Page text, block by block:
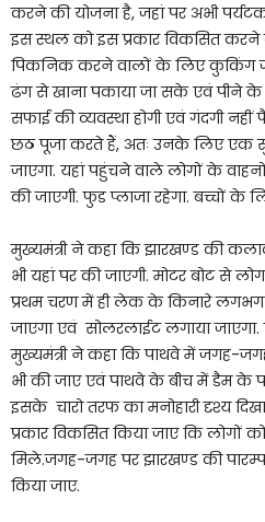
करने की योजना है, जहां पर अभी
इस स्थल को इस प्रकार विकसित करने
पिकनिक करने वालों के लिए कुकिंग
ढंग से खाना पकाया जा सके एवं पीने के
सफाई की व्यवस्था होगी एवं गंदगी नहीं
छठ पूजा करते हैं, अतः उनके लिए एक
जाएगा. यहां पहुंचने वाले लोगों के
की जाएगी. फुड प्लाजा रहेगा. बच्चों के
मुख्यमंत्री ने कहा कि झारखण्ड की
भी यहां पर की जाएगी. मोटर बोट से
प्रथम चरण में ही लेक के किनारे लगभग
जाएगा एवं सोलरलाईट लगाया जाएगा.
मुख्यमंत्री ने कहा कि पाथवे में जगह-
भी की जाए एवं पाथवे के बीच में डैम के
इसके चारो तरफ का मनोहारी दृश्य
प्रकार विकसित किया जाए कि
मिले.जगह-जगह पर झारखण्ड की
किया जाए.